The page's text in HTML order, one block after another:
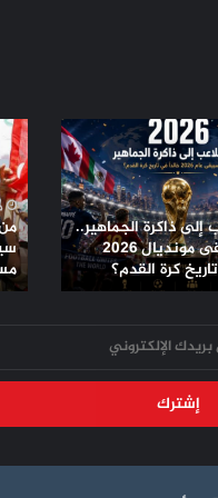
غارات إسرائيل في غزة
وحشية
منذ وقف النار.. إسرائيل
إلى ذاكرة الجماهير..
لماذا سيبقى مونديال 2026
كرة القدم؟
من
ثورة
تموز
إلى
من